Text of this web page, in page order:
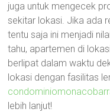
juga untuk mengecek
sekitar lokasi. Jika ada
tentu saja ini menjadi
tahu, apartemen di
berlipat dalam waktu
lokasi dengan fasilitas
lebih lanjut!